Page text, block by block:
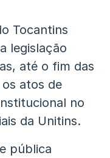
Tocantins
legislação
até o fim das
atos de
no
da Unitins.
pública